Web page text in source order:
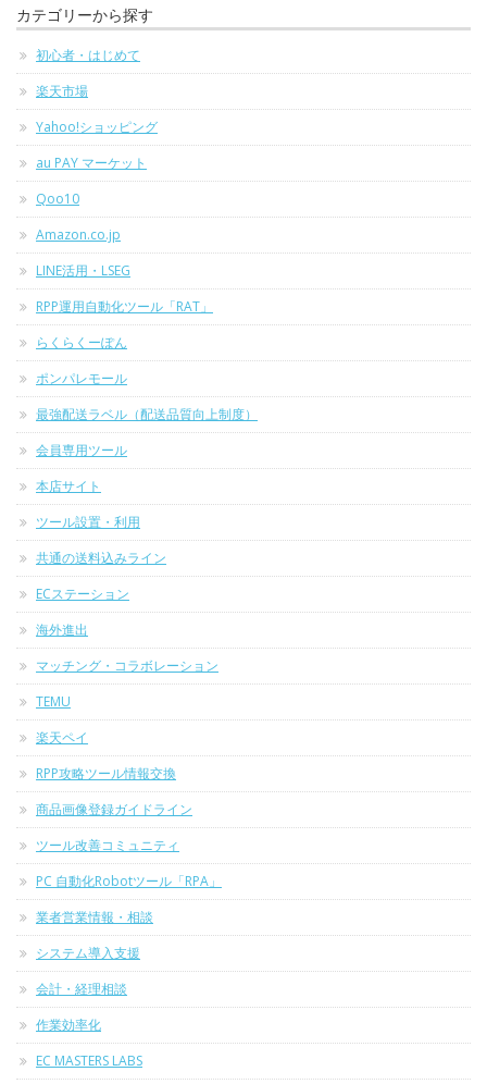
カテゴリーから探す
初心者・はじめて
楽天市場
Yahoo!ショッピング
au PAY マーケット
Qoo10
Amazon.co.jp
LINE活用・LSEG
RPP運用自動化ツール「RAT」
らくらくーぽん
ポンパレモール
最強配送ラベル（配送品質向上制度）
会員専用ツール
本店サイト
ツール設置・利用
共通の送料込みライン
ECステーション
海外進出
マッチング・コラボレーション
TEMU
楽天ペイ
RPP攻略ツール情報交換
商品画像登録ガイドライン
ツール改善コミュニティ
PC 自動化Robotツール「RPA」
業者営業情報・相談
システム導入支援
会計・経理相談
作業効率化
EC MASTERS LABS